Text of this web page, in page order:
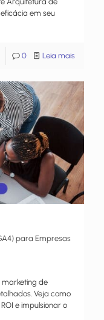
em seu
0 Leia mais
para Empresas
marketing de
Veja como
e impulsionar o